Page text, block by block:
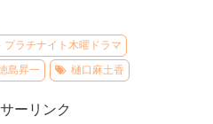
プラチナイト木曜ドラマ
島昇一 樋口麻土香
ーリンク